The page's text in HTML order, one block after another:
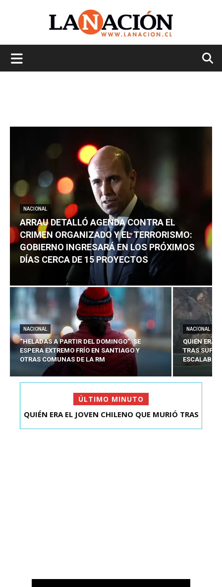
NACIONAL
ARRAU DETALLÓ AGENDA CONTRA EL
CRIMEN ORGANIZADO Y EL TERRORISMO:
GOBIERNO INGRESARÁ EN LOS PRÓXIMOS
DÍAS CERCA DE 15 PROYECTOS
NACIONAL
“HELADAS A PARTIR DEL DOMINGO”: SE
ESPERA EXTREMO FRÍO EN SANTIAGO Y
OTRAS COMUNAS DE LA RM
NACIONAL
QUIÉN ERA
TRAS
ESCALABA
ÚLTIMO MINUTO
ARRAU DETALLÓ AGENDA CONTRA EL CRIMEN